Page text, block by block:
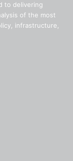
to delivering
of the most
infrastructure,